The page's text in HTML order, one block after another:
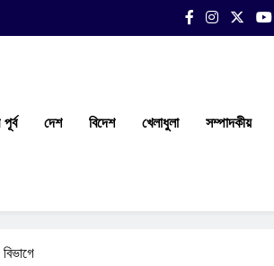
দেশ বিদেশ খেলাধুলা সম্পাদকীয়